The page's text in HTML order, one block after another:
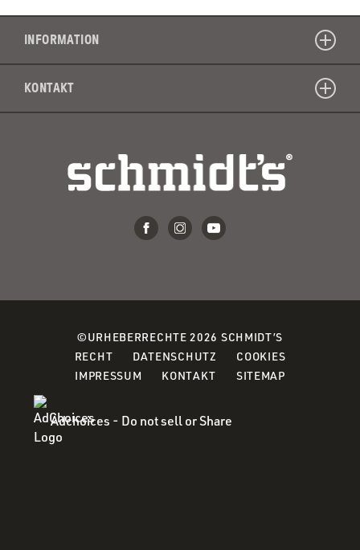
INFORMATION
KONTAKT
©URHEBERRECHTE 2026 SCHMIDT’S
RECHT(OPENS
IN
NEW
DATENSCHUTZ (OPENS
COOKIES(OPENS
IMPRESSUM KONTAKT SITEMAP
Adchoices - Do not sell or Share